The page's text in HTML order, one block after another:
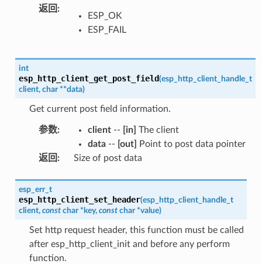
返回 :
ESP_OK
ESP_FAIL
int
esp_http_client_get_post_field(esp_http_client_handle_t
client, char **data)
Get current post field information.
参数: client-- [in] The client
data-- [out]
Point to post data pointer
返回 : Size of post data
esp_err_t
esp_http_client_set_header(esp_http_client_handle_t
client, const char * key, const char *value)
Set http request header, this function must be called
after esp_http_client_init and before any perform
function.